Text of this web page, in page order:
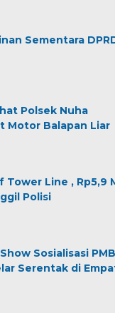
Sementara
Polsek Nuha
Motor Balapan Liar
Tower Line , Rp5,9
Polisi
Sosialisasi PMB
Serentak di